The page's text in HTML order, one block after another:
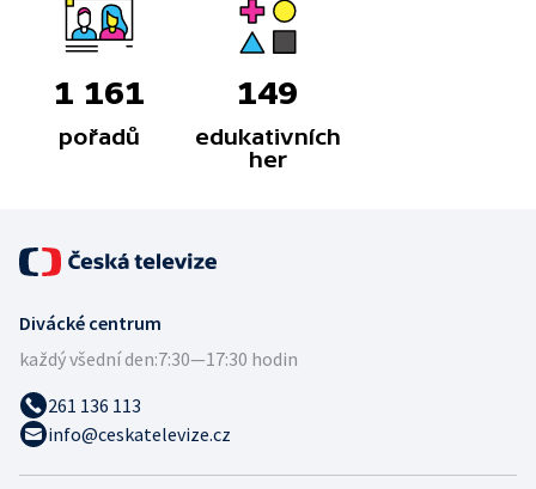
1 161
pořadů
149
edukativních
her